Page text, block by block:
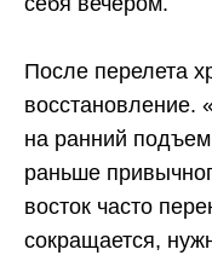
После перелета
восстановление.
на ранний
раньше
восток часто
сокращается,